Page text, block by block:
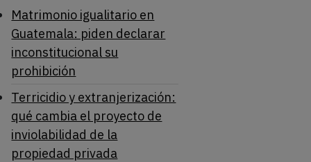
Matrimonio igualitario en
Guatemala: piden declarar
inconstitucional su
prohibición
Terricidio y extranjerización:
qué cambia el proyecto de
inviolabilidad de la
propiedad privada